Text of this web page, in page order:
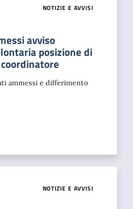
NOTIZIE E AVVISI
avviso
posizione di
ammessi e differimento
NOTIZIE E AVVISI